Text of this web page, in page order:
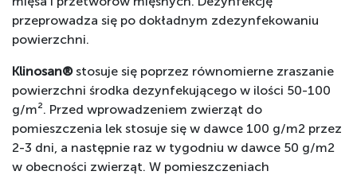
przeprowadza się po dokładnym zdezynfekowaniu
powierzchni.
Klinosan® stosuje się poprzez równomierne zraszanie
powierzchni środka dezynfekującego w ilości 50-100
g/m². Przed wprowadzeniem zwierząt do
pomieszczenia lek stosuje się w dawce 100 g/m2 przez
2-3 dni, a następnie raz w tygodniu w dawce 50 g/m2
w obecności zwierząt. W pomieszczeniach